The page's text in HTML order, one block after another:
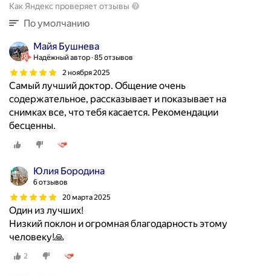
Как Яндекс проверяет отзывы
По умолчанию
Майя Бушнева
Надёжный автор 85 отзывов
2 ноября 2025
Самый лучший доктор. Общение очень
содержательное, рассказывает и показывает на
снимках все, что тебя касается. Рекомендации
бесценны.
Юлия Бородина
6 отзывов
20 марта 2025
Один из лучших!
Низкий поклон и огромная благодарность этому
человеку!🙏
2